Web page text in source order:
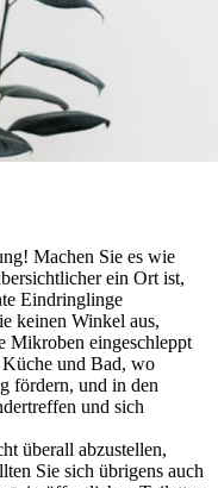
Machen Sie es wie
ein Ort ist,
Eindringlinge
keinen Winkel aus,
Mikroben eingeschleppt
Küche und Bad, wo
fördern, und in den
und sich
überall abzustellen,
Sie sich übrigens auch